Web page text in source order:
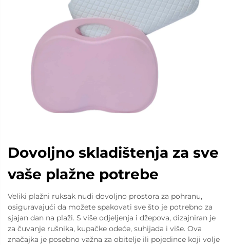
Dovoljno skladištenja za sve
vaše plažne potrebe
Veliki plažni ruksak nudi dovoljno prostora za pohranu,
osiguravajući da možete spakovati sve što je potrebno za
sjajan dan na plaži. S više odjeljenja i džepova, dizajniran je
za čuvanje rušnika, kupačke odeće, suhijada i više. Ova
značajka je posebno važna za obitelje ili pojedince koji volje